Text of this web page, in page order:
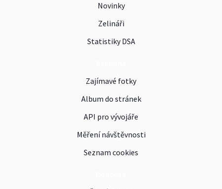
Novinky
Zelináři
Statistiky DSA
Zajímavé fotky
Album do stránek
API pro vývojáře
Měření návštěvnosti
Seznam cookies